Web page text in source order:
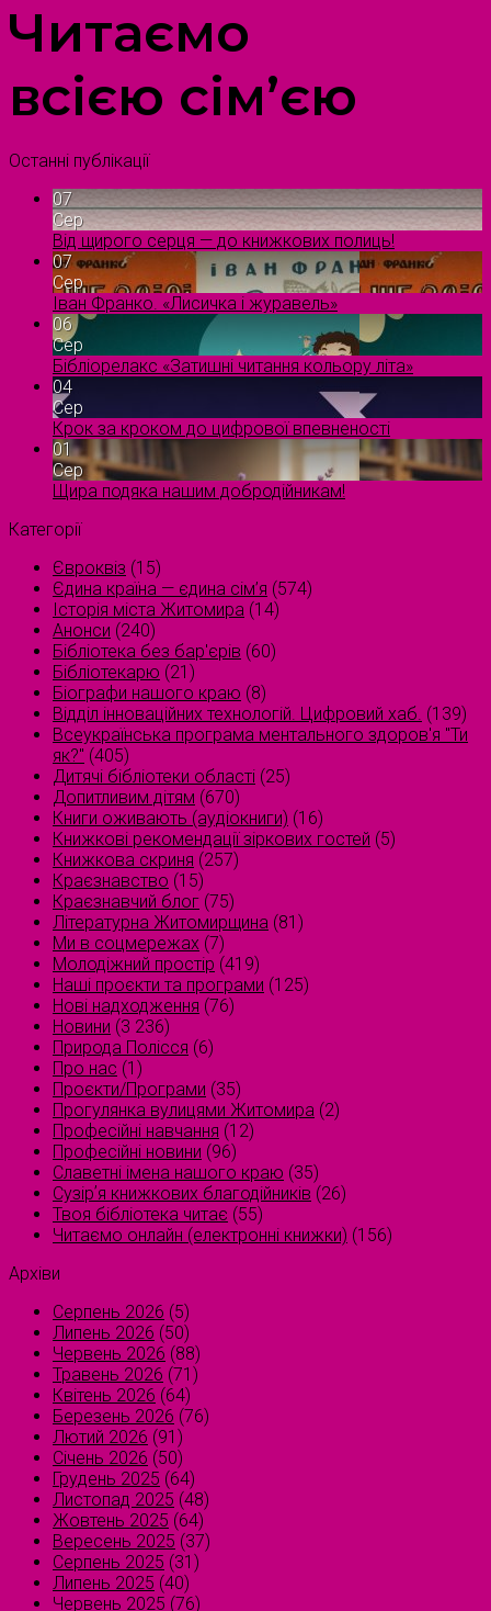
Читаємо
всією сім’єю
Останні публікації
07
Сер
Від щирого серця — до книжкових полиць!
07
Сер
Іван Франко. «Лисичка і журавель»
06
Сер
Бібліорелакс «Затишні читання кольору літа»
04
Сер
Крок за кроком до цифрової впевненості
01
Сер
Щира подяка нашим добродійникам!
Категорії
Євроквіз (15)
Єдина країна — єдина сім’я (574)
Історія міста Житомира (14)
Анонси (240)
Бібліотека без бар'єрів (60)
Бібліотекарю (21)
Біографи нашого краю (8)
Відділ інноваційних технологій. Цифровий хаб. (139)
Всеукраїнська програма ментального здоров'я "Ти
як?" (405)
Дитячі бібліотеки області (25)
Допитливим дітям (670)
Книги оживають (аудіокниги) (16)
Книжкові рекомендації зіркових гостей (5)
Книжкова скриня (257)
Краєзнавство (15)
Краєзнавчий блог (75)
Літературна Житомирщина (81)
Ми в соцмережах (7)
Молодіжний простір (419)
Наші проєкти та програми (125)
Нові надходження (76)
Новини (3 236)
Природа Полісся (6)
Про нас (1)
Проєкти/Програми (35)
Прогулянка вулицями Житомира (2)
Професійні навчання (12)
Професійні новини (96)
Славетні імена нашого краю (35)
Сузірʼя книжкових благодійників (26)
Твоя бібліотека читає (55)
Читаємо онлайн (електронні книжки) (156)
Архіви
Серпень 2026 (5)
Липень 2026 (50)
Червень 2026 (88)
Травень 2026 (71)
Квітень 2026 (64)
Березень 2026 (76)
Лютий 2026 (91)
Січень 2026 (50)
Грудень 2025 (64)
Листопад 2025 (48)
Жовтень 2025 (64)
Вересень 2025 (37)
Серпень 2025 (31)
Липень 2025 (40)
Червень 2025 (76)